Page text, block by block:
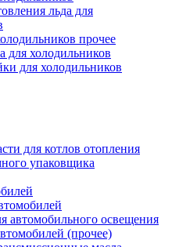
льда для
прочее
для холодильников
для холодильников
для котлов отопления
упаковщика
автомобильного освещения
(прочее)